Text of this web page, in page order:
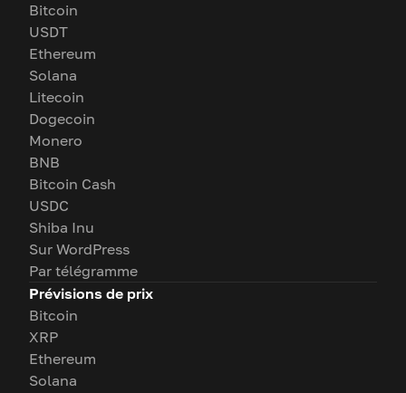
Bitcoin
USDT
Ethereum
Solana
Litecoin
Dogecoin
Monero
BNB
Bitcoin Cash
USDC
Shiba Inu
Sur WordPress
Par télégramme
Prévisions de prix
Bitcoin
XRP
Ethereum
Solana